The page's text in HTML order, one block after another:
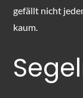
gefällt nicht
kaum.